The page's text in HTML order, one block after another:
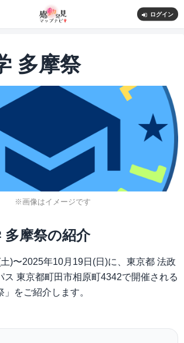
ログイン
多摩祭
※画像はイメージです
多摩祭の紹介
)〜2025年10月19日(日)に、東京都 法政
ス 東京都町田市相原町4342で開催される
」をご紹介します。